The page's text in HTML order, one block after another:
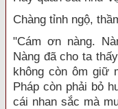
Chàng tỉnh ngộ,
"Cám ơn nàng.
Nàng đã cho ta
không còn ôm giữ
Pháp còn phải bỏ
cái nhan sắc mà